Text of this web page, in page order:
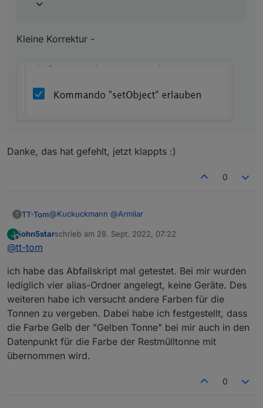
Kleine Korrektur -
Danke, das hat gefehlt, jetzt klappts :)
0
T TT-Tom@Kuckuckmann @Armilar
Hi,
die notwendigen Datenpunkte überprüft und ggf.
erstellt. Im Kopf müssen die Werte/Parameter
eingestellt werden. man kann auch die Prüfung
deaktivieren. Bitte das Script mal testen, wenn es
funktioniert kommt es dann in die FAQ.
Spoiler
J
Offline
john5starschrieb am 28. Sept. 2022, 07:22
zuletzt editiert von
@tt-tom
ich habe das Abfallskript mal getestet. Bei mir wurden
lediglich vier alias-Ordner angelegt, keine Geräte. Des
weiteren habe ich versucht andere Farben für die
Tonnen zu vergeben. Dabei habe ich festgestellt, dass
die Farbe Gelb der "Gelben Tonne" bei mir auch in den
Datenpunkt für die Farbe der Restmülltonne mit
übernommen wird.
0